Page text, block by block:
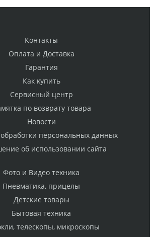
Контакты
Оплата и Доставка
Гарантия
Как купить
Cервисный центр
по возврату товара
Новости
персональных данных
об использовании сайта
Фото и Видео техника
Пневматика, прицелы
Детские товары
Бытовая техника
телескопы, микроскопы